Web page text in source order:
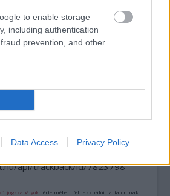
to enable storage
including authentication
prevention, and other
Data Access Privacy Policy
TETTE…” – VASÁRNAP
A DOMBOS FEST
api/trackback/id/7823798
jogszabályok értelmében felhasználói tartalomnak